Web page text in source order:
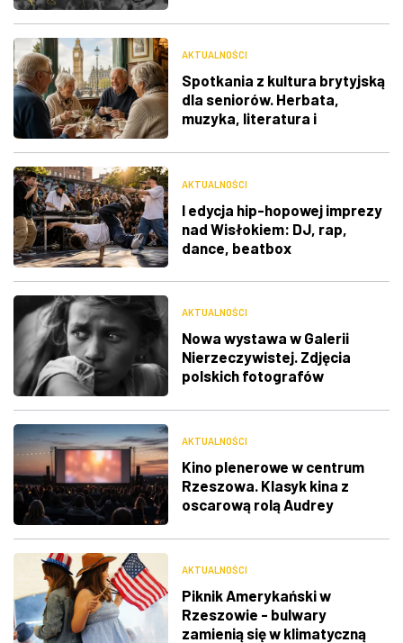
AKTUALNOŚCI
Spotkania z kultura brytyjską
dla seniorów. Herbata,
muzyka, literatura i
AKTUALNOŚCI
I edycja hip-hopowej imprezy
nad Wisłokiem: DJ, rap,
dance, beatbox
AKTUALNOŚCI
Nowa wystawa w Galerii
Nierzeczywistej. Zdjęcia
polskich fotografów
AKTUALNOŚCI
Kino plenerowe w centrum
Rzeszowa. Klasyk kina z
oscarową rolą Audrey
AKTUALNOŚCI
Piknik Amerykański w
Rzeszowie - bulwary
zamienią się w klimatyczną